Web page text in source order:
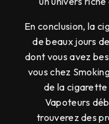
En conclusion, la
de beaux jours
dont vous avez
vous chez
de la cigarette
Vapoteurs
trouverez des